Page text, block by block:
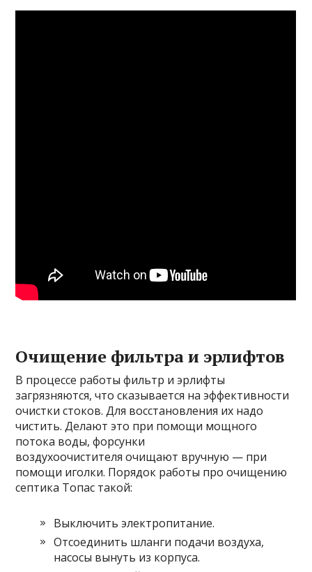
Очищение фильтра и эрлифтов
В процессе работы фильтр и эрлифты
загрязняются, что сказывается на эффективности
очистки стоков. Для восстановления их надо
чистить. Делают это при помощи мощного
потока воды, форсунки
воздухоочистителя очищают вручную — при
помощи иголки. Порядок работы про очищению
септика Топас такой:
Выключить электропитание.
Отсоединить шланги подачи воздуха,
насосы вынуть из корпуса.